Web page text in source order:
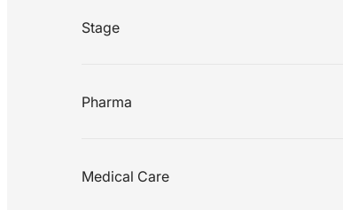
Stage
Pharma
Medical Care